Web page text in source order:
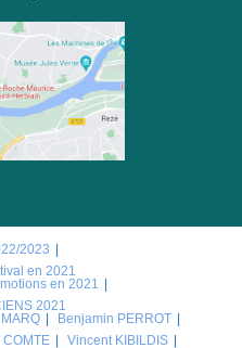
2023
en 2021
en 2021
2021
Benjamin PERROT
Vincent KIBILDIS